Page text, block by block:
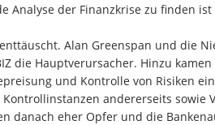
Analyse der Finanzkrise zu finden
Alan Greenspan und die
die Hauptverursacher. Hinzu
und Kontrolle von Risiken
andererseits sowie
danach eher Opfer und die